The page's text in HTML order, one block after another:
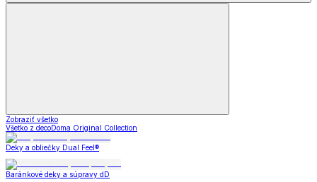
Zobraziť všetko
Všetko z decoDoma Original Collection
Deky a obliečky Dual Feel®
Baránkové deky a súpravy dD